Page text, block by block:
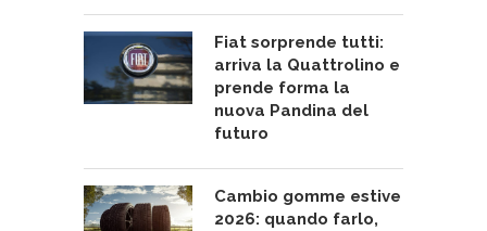
Fiat sorprende tutti:
arriva la Quattrolino e
prende forma la
nuova Pandina del
futuro
Cambio gomme estive
2026: quando farlo,